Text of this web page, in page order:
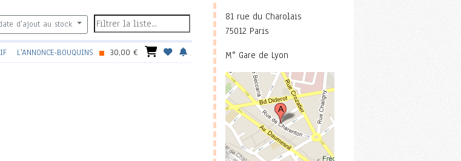
d'ajout au stock
L'ANNONCE-BOUQUINS 30,00 €
81 rue du Charolais
75012 Paris
M° Gare de Lyon